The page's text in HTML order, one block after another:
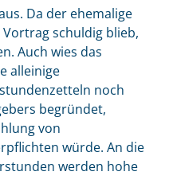
Da der ehemalige
schuldig blieb,
Auch wies das
alleinige
noch
begründet,
von
würde. An die
werden hohe